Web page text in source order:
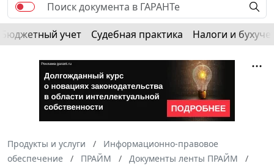
Бюджетный учет Судебная практика Налоги и
Продукты и услуги
Информационно-правовое
обеспечение
ПРАЙМ
Документы ленты ПРАЙМ